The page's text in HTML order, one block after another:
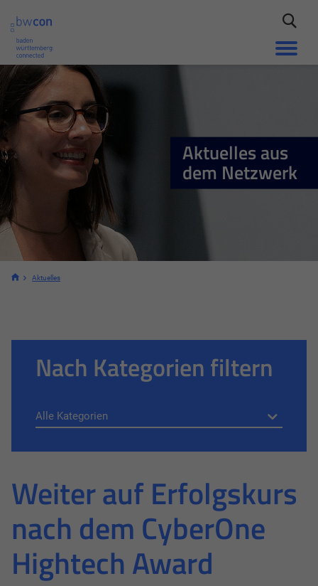
Aktuelles aus
dem Netzwerk
Aktuelles
Nach Kategorien filtern
Weiter auf Erfolgskurs
nach dem CyberOne
Hightech Award